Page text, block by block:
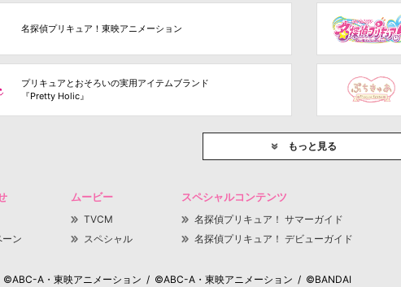
名探偵プリキュア！東映アニメーション
プリキュアとおそろいの実用アイテムブランド
『Pretty Holic』
もっと見る
ン
ムービー
TVCM
スペシャル
スペシャルコンテンツ
名探偵プリキュア！ サマーガイド
名探偵プリキュア！ デビューガイド
©ABC-A・東映アニメーション / ©ABC-A・東映アニメーション / ©BANDAI